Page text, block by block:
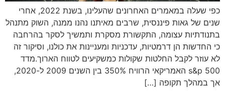
כפי שעלה במאמרים האחרונים שהעלינו, בשנת 2022, אחרי
שנים של גאות פיננסית, שרבים מאיתנו נהנו ממנה, השוק מתנהל
בתנודתיות עצומה, התקשורת מסקרת ותמשיך לסקר בהרחבה
כי החדשות הן דרמטיות, עדכניות ומעניינות את כולנו, וסיקור זה
לא עוזר לקבל החלטות שקולות כמשקיעים לטווח הארוך.מדד
s&p 500 האמריקאי הרוויח 350% בין השנים 2009 ל-2020,
אך במהלך תקופה […]